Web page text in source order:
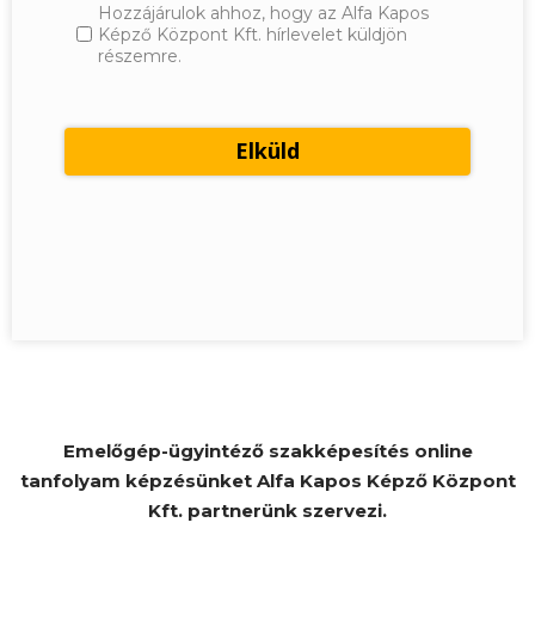
Hozzájárulok ahhoz, hogy az Alfa Kapos
Képző Központ Kft. hírlevelet küldjön
részemre.
Emelőgép-ügyintéző szakképesítés online
tanfolyam képzésünket Alfa Kapos Képző Központ
Kft. partnerünk szervezi.